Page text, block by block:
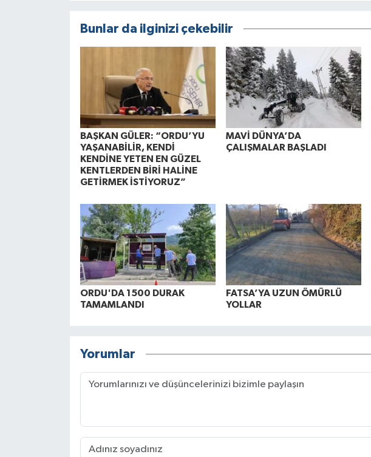
Bunlar da ilginizi çekebilir
BAŞKAN GÜLER: “ORDU’YU
YAŞANABİLİR, KENDİ
KENDİNE YETEN EN GÜZEL
KENTLERDEN BİRİ HALİNE
GETİRMEK İSTİYORUZ”
MAVİ DÜNYA’DA
ÇALIŞMALAR BAŞLADI
ORDU'DA 1500 DURAK
TAMAMLANDI
FATSA’YA UZUN ÖMÜRLÜ
YOLLAR
Yorumlar